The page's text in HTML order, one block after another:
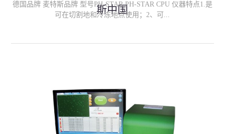
斯中国
德国品牌 麦特斯品牌 型号PH-STAR PH-STAR CPU 仪器特点1.是
可在切割地和冷冻地点使用；2、可...